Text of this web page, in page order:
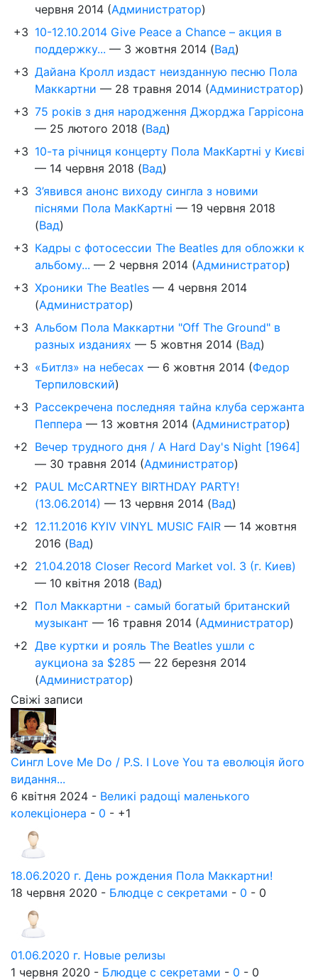
червня 2014 (Администратор)
+3 10-12.10.2014 Give Peace a Chance – акция в
поддержку... — 3 жовтня 2014 (Вад)
+3 Дайана Кролл издаст неизданную песню Пола
Маккартни — 28 травня 2014 (Администратор)
+3 75 років з дня народження Джорджа Гаррісона
— 25 лютого 2018 (Вад)
+3 10-та річниця концерту Пола МакКартні у Києві
— 14 червня 2018 (Вад)
+3 З’явився анонс виходу сингла з новими
піснями Пола МакКартні — 19 червня 2018
(Вад)
+3 Кадры с фотосессии The Beatles для обложки к
альбому... — 2 червня 2014 (Администратор)
+3 Хроники The Beatles — 4 червня 2014
(Администратор)
+3 Альбом Пола Маккартни "Off The Ground" в
разных изданиях — 5 жовтня 2014 (Вад)
+3 «Битлз» на небесах — 6 жовтня 2014 (Федор
Терпиловский)
+3 Рассекречена последняя тайна клуба сержанта
Пеппера — 13 жовтня 2014 (Администратор)
+2 Вечер трудного дня / A Hard Day's Night [1964]
— 30 травня 2014 (Администратор)
+2 PAUL McCARTNEY BIRTHDAY PARTY!
(13.06.2014) — 13 червня 2014 (Вад)
+2 12.11.2016 KYIV VINYL MUSIC FAIR — 14 жовтня
2016 (Вад)
+2 21.04.2018 Closer Record Market vol. 3 (г. Киев)
— 10 квітня 2018 (Вад)
+2 Пол Маккартни - самый богатый британский
музыкант — 16 травня 2014 (Администратор)
+2 Две куртки и рояль The Beatles ушли с
аукциона за $285 — 22 березня 2014
(Администратор)
Свіжі записи
Сингл Love Me Do / P.S. I Love You та еволюція його
видання...
6 квітня 2024 - Великі радощі маленького
колекціонера - 0 - +1
18.06.2020 г. День рождения Пола Маккартни!
18 червня 2020 - Блюдце с секретами - 0 - 0
01.06.2020 г. Новые релизы
1 червня 2020 - Блюдце с секретами - 0 - 0